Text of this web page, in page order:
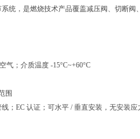
统，是燃烧技术产品覆盖减压阀、切断阀
气；介质温度 -15°C~+60°C
围
；EC 认证；可水平 / 垂直安装，无安装应